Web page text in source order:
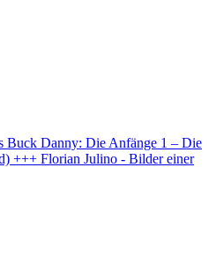
Buck Danny: Die Anfänge 1 – Die
+++ Florian Julino - Bilder einer